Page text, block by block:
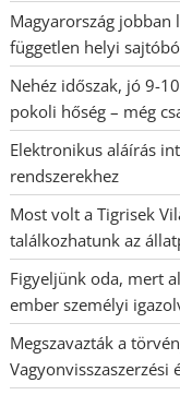
Magyarország jobban
független helyi
Nehéz időszak, jó 9-
pokoli hőség – még
Elektronikus aláírás
rendszerekhez
Most volt a Tigrisek
találkozhatunk az
Figyeljünk oda, mert
ember személyi
Megszavazták a
Vagyonvisszaszerzési